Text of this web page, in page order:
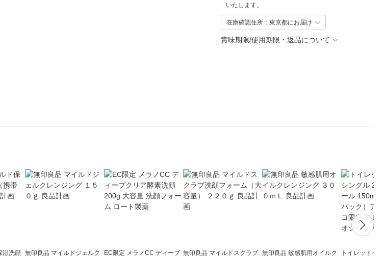
いたします。
在庫確認住所：東京都にお届け
賞味期限/使用期限・返品について
湿洗顔 無印良品 マイルドジェルク
EC限定 メラノCC ディープ 無印良品 マイルドスクラブ 無印良品 敏感肌用オイルク
トイレットペ